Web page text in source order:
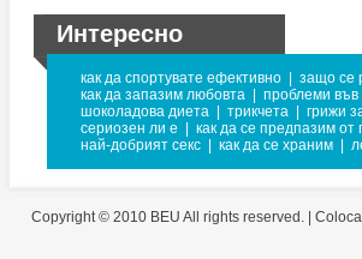
Интересно
как да спортувате ефективно защо се
как да запазим любовта
проблеми във
шоколадова диета
трикчета грижи
сериозен ли е
как да се предпазим от
най-добрият секс
как да се храним
Copyright © 2010 BEU All rights reserved. |